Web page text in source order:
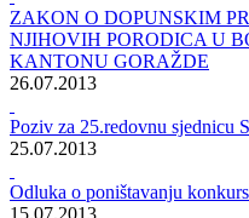
Rezultati pretrage za ""